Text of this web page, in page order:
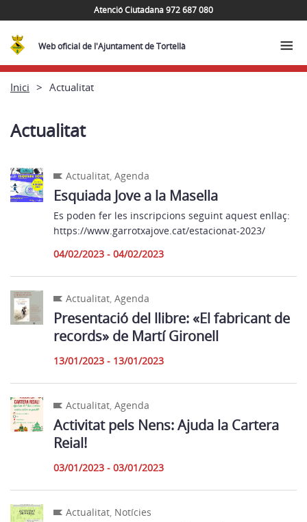
Atenció Ciutadana 972 687 080
Web oficial de l'Ajuntament de Tortellà
Inici Actualitat
Actualitat
Actualitat,Agenda
Esquiada Jove a la Masella
Es poden fer les inscripcions seguint aquest enllaç:
https://www.garrotxajove.cat/estacionat-2023/
04/02/2023 - 04/02/2023
Actualitat,Agenda
Presentació del llibre: «El fabricant de
records» de Martí Gironell
13/01/2023 - 13/01/2023
Actualitat,Agenda
Activitat pels Nens: Ajuda la Cartera
Reial!
03/01/2023 - 03/01/2023
Actualitat, Notícies